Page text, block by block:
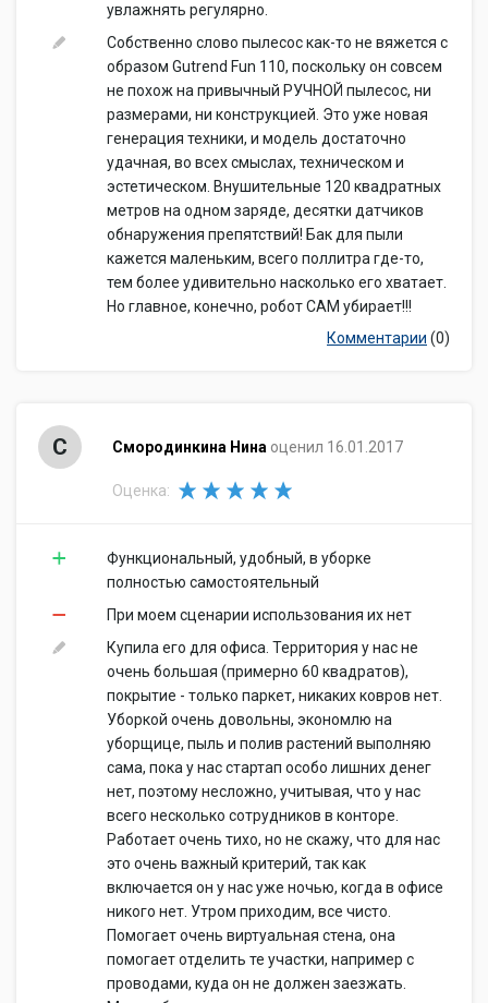
увлажнять регулярно.
Собственно слово пылесос как-то не вяжется c
образом Gutrend Fun 110, поскольку он совсем
не похож на привычный РУЧНОЙ пылесос, ни
размерами, ни конструкцией. Это уже новая
генерация техники, и модель достаточно
удачная, во всех смыслах, техническом и
эстетическом. Внушительные 120 квадратных
метров на одном заряде, десятки датчиков
обнаружения препятствий! Бак для пыли
кажется маленьким, всего поллитра где-то,
тем более удивительно насколько его хватает.
Но главное, конечно, робот САМ убирает!!!
Комментарии (0)
С Смородинкина Нина оценил 16.01.2017
Оценка:
Функциональный, удобный, в уборке
полностью самостоятельный
При моем сценарии использования их нет
Купила его для офиса. Территория у нас не
очень большая (примерно 60 квадратов),
покрытие - только паркет, никаких ковров нет.
Уборкой очень довольны, экономлю на
уборщице, пыль и полив растений выполняю
сама, пока у нас стартап особо лишних денег
нет, поэтому несложно, учитывая, что у нас
всего несколько сотрудников в конторе.
Работает очень тихо, но не скажу, что для нас
это очень важный критерий, так как
включается он у нас уже ночью, когда в офисе
никого нет. Утром приходим, все чисто.
Помогает очень виртуальная стена, она
помогает отделить те участки, например с
проводами, куда он не должен заезжать.